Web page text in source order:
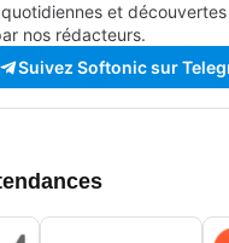
et découvertes
nos rédacteurs.
Suivez Softonic sur